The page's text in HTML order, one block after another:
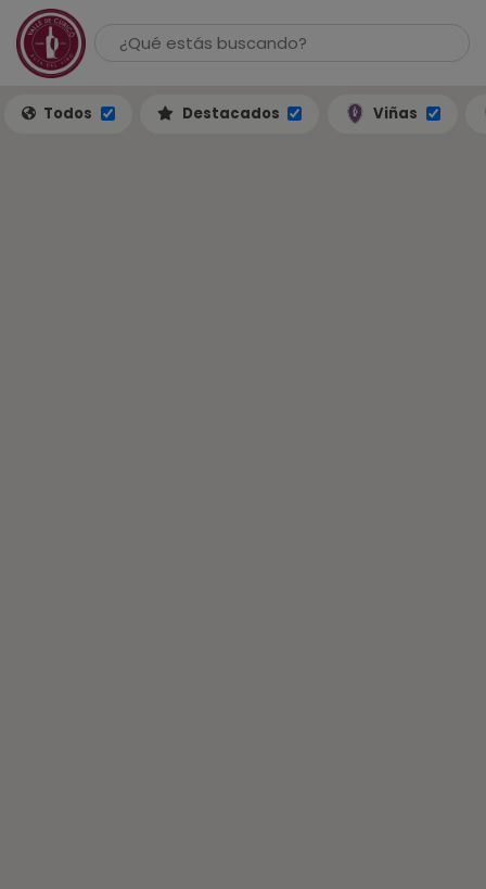
Todos Destacados Viñas